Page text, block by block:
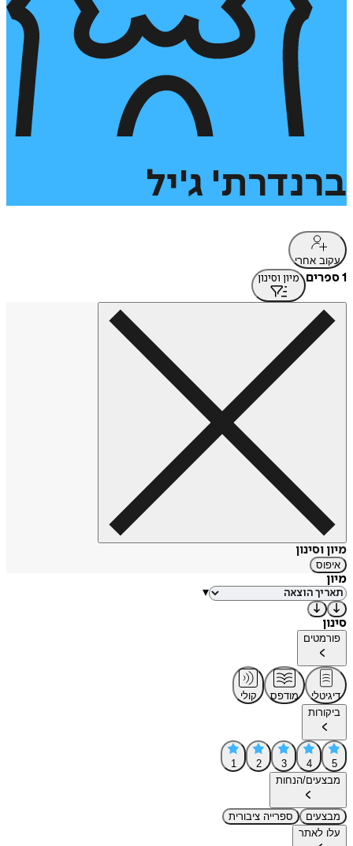
ברנדרת' ג'יל
עקוב אחרי
1 ספרים מיון וסינון
מיון וסינון
איפוס
מיון
▾
סינון
פורמטים
דיגיטלי מודפס
קולי
ביקורות
5
4
3
2
1
מבצעים/הנחות
מבצעים
ספרייה ציבורית
עלו לאתר